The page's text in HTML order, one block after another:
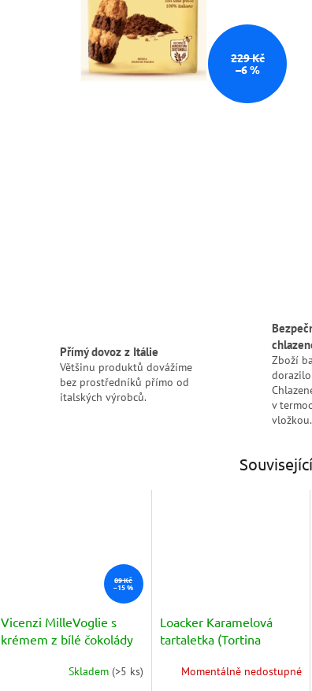
229 Kč
–6 %
Přímý dovoz z Itálie
Většinu produktů dovážíme
bez prostředníků přímo od
italských výrobců.
Zboží
v
vložkou.
89 Kč
–15 %
Vicenzi MilleVoglie s
krémem z bílé čokolády
Skladem (>5 ks)
Loacker Karamelová
tartaletka (Tortina
Momentálně nedostupné